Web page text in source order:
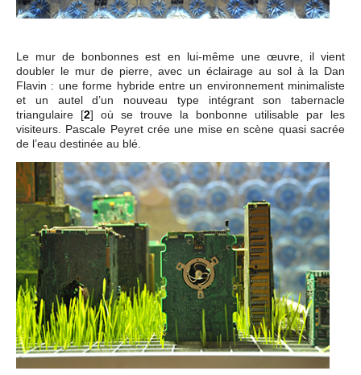
Le mur de bonbonnes est en lui-même une œuvre, il vient
doubler le mur de pierre, avec un éclairage au sol à la Dan
Flavin : une forme hybride entre un environnement minimaliste
et un autel d’un nouveau type intégrant son tabernacle
triangulaire [2] où se trouve la bonbonne utilisable par les
visiteurs. Pascale Peyret crée une mise en scène quasi sacrée
de l’eau destinée au blé.